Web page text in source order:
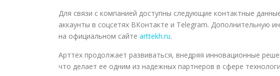
Для связи с компанией доступны следующие контактные
аккаунты в соцсетях ВКонтакте и Telegram. Дополнительную
на официальном сайте arttekh.ru.
Арттех продолжает развиваться, внедряя инновационные
что делает ее одним из надежных партнеров в сфере